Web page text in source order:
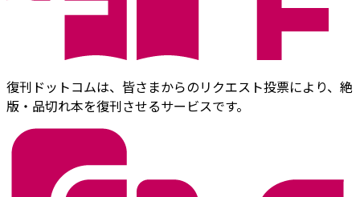
復刊ドットコムは、皆さまからのリクエスト投票により、絶
版・品切れ本を復刊させるサービスです。